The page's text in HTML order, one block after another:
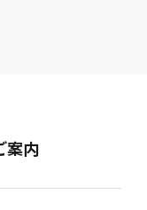
案内